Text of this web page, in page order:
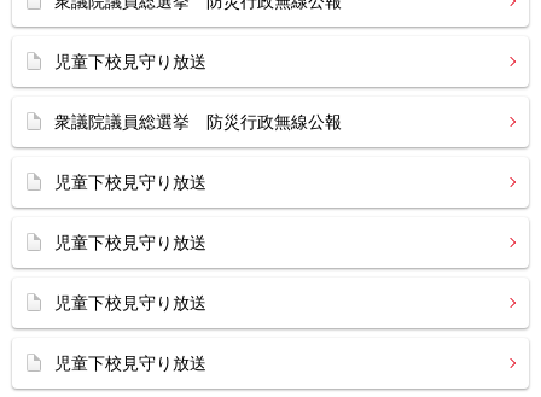
児童下校見守り放送
衆議院議員総選挙 防災行政無線公報
児童下校見守り放送
児童下校見守り放送
児童下校見守り放送
児童下校見守り放送